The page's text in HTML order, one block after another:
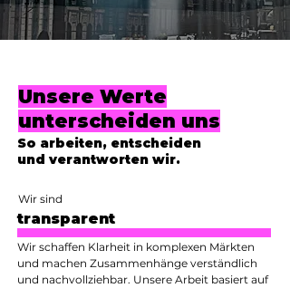
Unsere Werte
unterscheiden uns
So arbeiten, entscheiden
und verantworten wir.
Wir sind
transparent
Wir schaffen Klarheit in komplexen Märkten
und machen Zusammenhänge verständlich
und nachvollziehbar. Unsere Arbeit basiert auf